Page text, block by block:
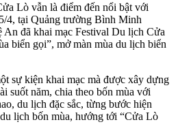
Lò vẫn là điểm đến nổi bật với
4, tại Quảng trường Bình Minh
đã khai mạc Festival Du lịch Cửa
biển gọi”, mở màn mùa du lịch biển
sự kiện khai mạc mà được xây dựng
suốt năm, chia theo bốn mùa với
du lịch đặc sắc, từng bước hiện
lịch bốn mùa, hướng tới “Cửa Lò